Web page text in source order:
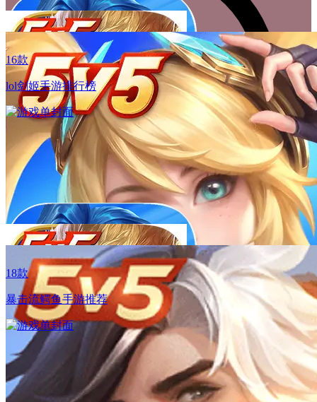
01.22
周年庆开启，登录即送自选限定皮肤！
01.22
周年庆开启，登录即送自选限定皮肤！
16款
lol剑姬手游排行榜
18款
暴击流鳄鱼手游推荐